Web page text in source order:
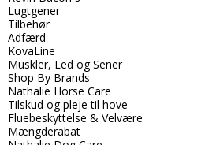
Lugtgener
Tilbehør
Adfærd
KovaLine
Muskler, Led og Sener
Shop By Brands
Nathalie Horse Care
Tilskud og pleje til hove
Fluebeskyttelse & Velvære
Mængderabat